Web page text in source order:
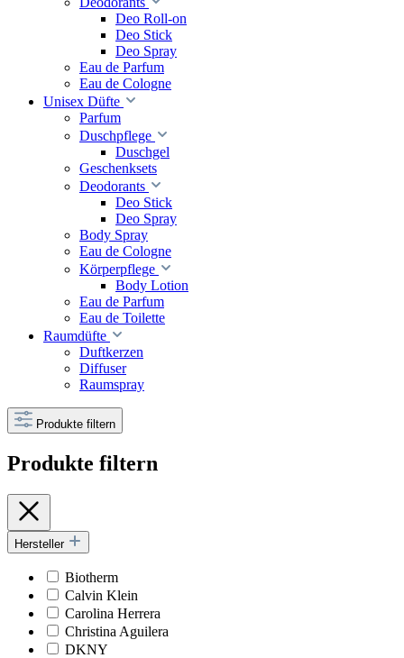
Deo Roll-on
Deo Stick
Deo Spray
Eau de Parfum
Eau de Cologne
Unisex Düfte
Parfum
Duschpflege
Duschgel
Geschenksets
Deodorants
Deo Stick
Deo Spray
Body Spray
Eau de Cologne
Körperpflege
Body Lotion
Eau de Parfum
Eau de Toilette
Raumdüfte
Duftkerzen
Diffuser
Raumspray
Produkte filtern
Produkte filtern
Hersteller
Biotherm
Calvin Klein
Carolina Herrera
Christina Aguilera
DKNY